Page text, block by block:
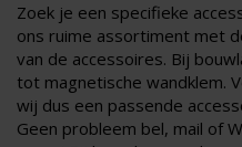
Zoek je een specifieke
ons ruime assortiment met
van de accessoires. Bij
tot magnetische wandklem.
wij dus een passende
Geen probleem bel, mail of